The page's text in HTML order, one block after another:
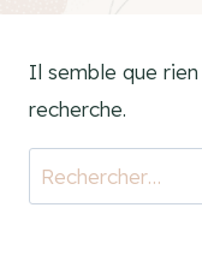
Il semble que
recherche.
Rechercher :